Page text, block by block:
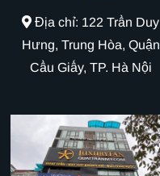
Địa chỉ: 122 Trần Duy
Hưng, Trung Hòa, Quận
Cầu Giấy, TP. Hà Nội